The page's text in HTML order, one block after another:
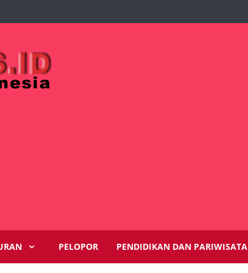
PELOPOR PENDIDIKAN DAN PARIWISATA